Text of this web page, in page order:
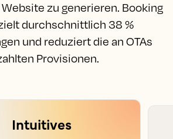
zu generieren. Booking
durchschnittlich 38 %
und reduziert die an OTAs
Provisionen.
Intuitives